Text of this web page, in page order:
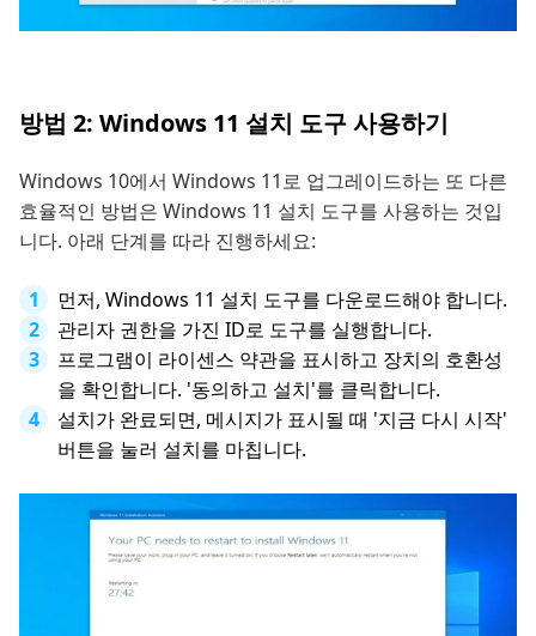
방법 2: Windows 11 설치 도구 사용하기
Windows 10에서 Windows 11로 업그레이드하는 또 다른
효율적인 방법은 Windows 11 설치 도구를 사용하는 것입
니다. 아래 단계를 따라 진행하세요:
먼저, Windows 11 설치 도구를 다운로드해야 합니다.
관리자 권한을 가진 ID로 도구를 실행합니다.
프로그램이 라이센스 약관을 표시하고 장치의 호환성
을 확인합니다. '동의하고 설치'를 클릭합니다.
설치가 완료되면, 메시지가 표시될 때 '지금 다시 시작'
버튼을 눌러 설치를 마칩니다.